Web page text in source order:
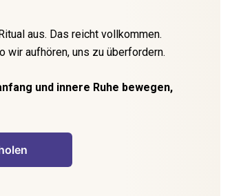
aus. Das reicht vollkommen.
wir aufhören, uns zu überfordern.
und innere Ruhe bewegen,